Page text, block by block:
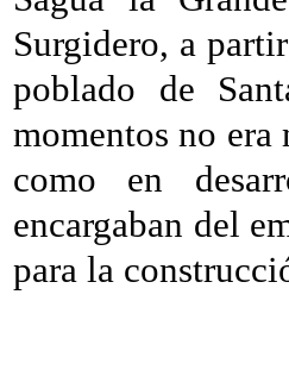
Surgidero, a
poblado de
momentos no era
como en
encargaban del
para la